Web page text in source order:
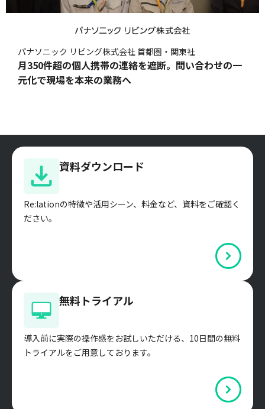
パナソニック リビング株式会社 首都圏・関東社
月350件超の個人携帯の連絡を遮断。問い合わせの一
元化で現場を本来の業務へ
資料ダウンロード
Re:lationの特徴や活用シーン、料金など、資料をご確認く
ださい。
無料トライアル
導入前に実際の操作感をお試しいただける、10日間の無料
トライアルをご用意しております。